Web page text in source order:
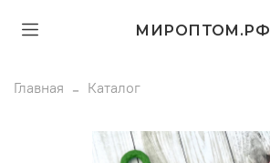
МИРОПТОМ.РФ
Главная Каталог